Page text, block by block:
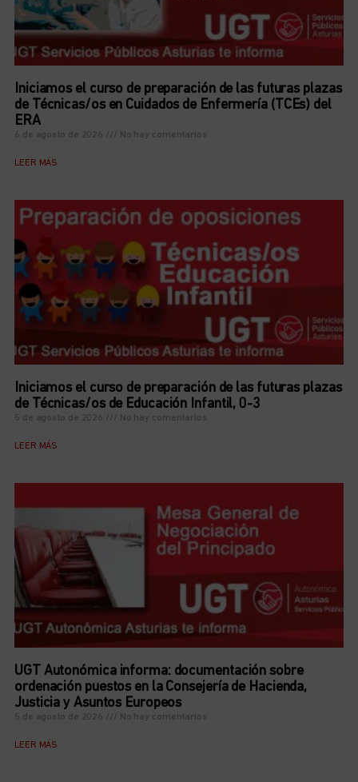
Iniciamos el curso de preparación de las futuras plazas
de Técnicas/os en Cuidados de Enfermería (TCEs) del
ERA
6 de agosto de 2026 No hay comentarios
LEER MÁS
Iniciamos el curso de preparación de las futuras plazas
de Técnicas/os de Educación Infantil, 0-3
5 de agosto de 2026 No hay comentarios
LEER MÁS
UGT Autonómica informa: documentación sobre
ordenación puestos en la Consejería de Hacienda,
Justicia y Asuntos Europeos
5 de agosto de 2026 No hay comentarios
LEER MÁS